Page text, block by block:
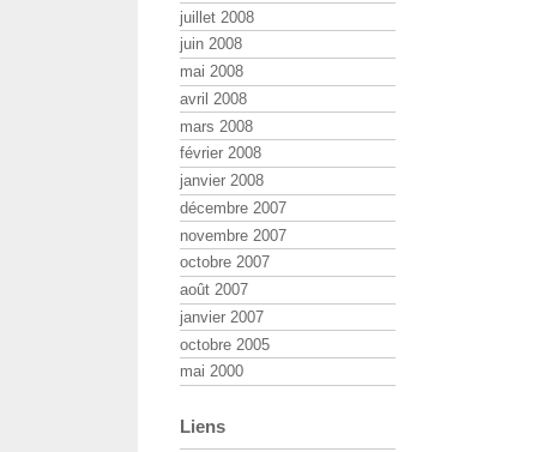
juillet 2008
juin 2008
mai 2008
avril 2008
mars 2008
février 2008
janvier 2008
décembre 2007
novembre 2007
octobre 2007
août 2007
janvier 2007
octobre 2005
mai 2000
Liens